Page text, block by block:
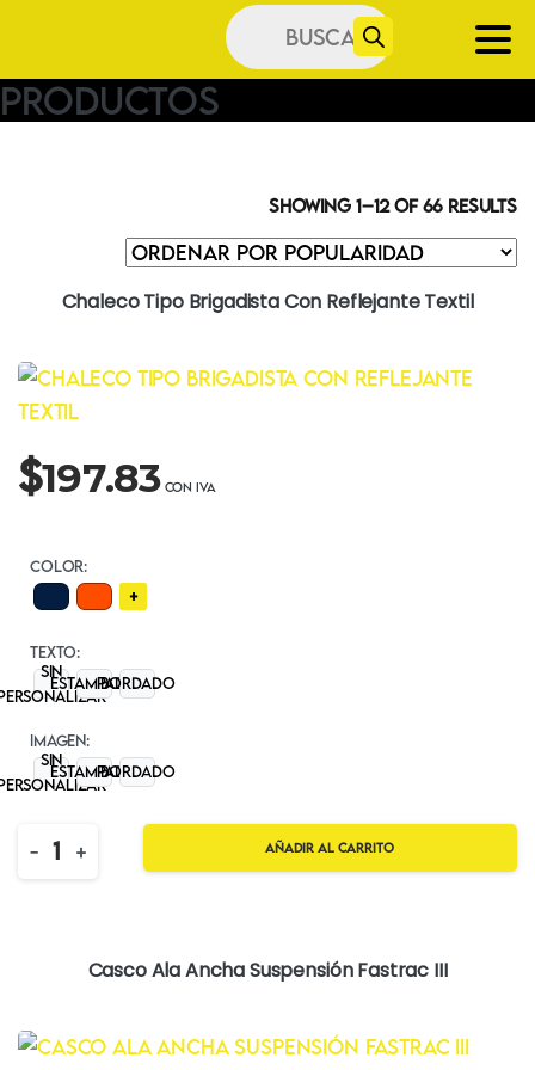
Búsqueda
de
productos
Productos
Showing 1–12 of 66 results
Chaleco Tipo Brigadista Con Reflejante Textil
$197.83
COLOR:
+
TEXTO:
Sin
EstampadoBORDADO
IMAGEN:
Sin
EstampadoBORDADO
Quantity
- + Añadir al carrito
Casco Ala Ancha Suspensión Fastrac III